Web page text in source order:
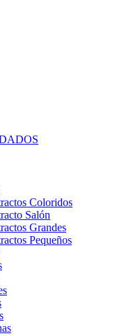
Coloridos
Salón
Grandes
Pequeños